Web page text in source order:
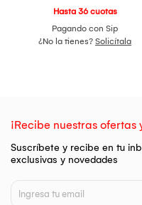
de manchas de edad e
Modo de uso: Limpie la
paquete. Hay un total de
debe usarse una sola vez.
de la crema hidratante.
Hasta 36 cuotas
Pagando con Sip
¿No la tienes? Solicítala
¡Recibe nuestras ofertas
Suscríbete y recibe en tu
exclusivas y novedades